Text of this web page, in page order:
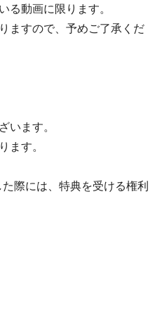
動画に限ります。
ますので、予めご了承くだ
ます。
す。
際には、特典を受ける権利